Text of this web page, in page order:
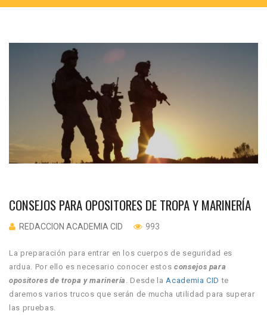
CONSEJOS PARA OPOSITORES DE TROPA Y MARINERÍA
REDACCION ACADEMIA CID 993
La preparación para entrar en los cuerpos de seguridad es
ardua. Por ello es necesario conocer estos consejos para
opositores de tropa y marinería
. Desde la Academia CID te
daremos varios trucos que serán de mucha utilidad para superar
las pruebas.